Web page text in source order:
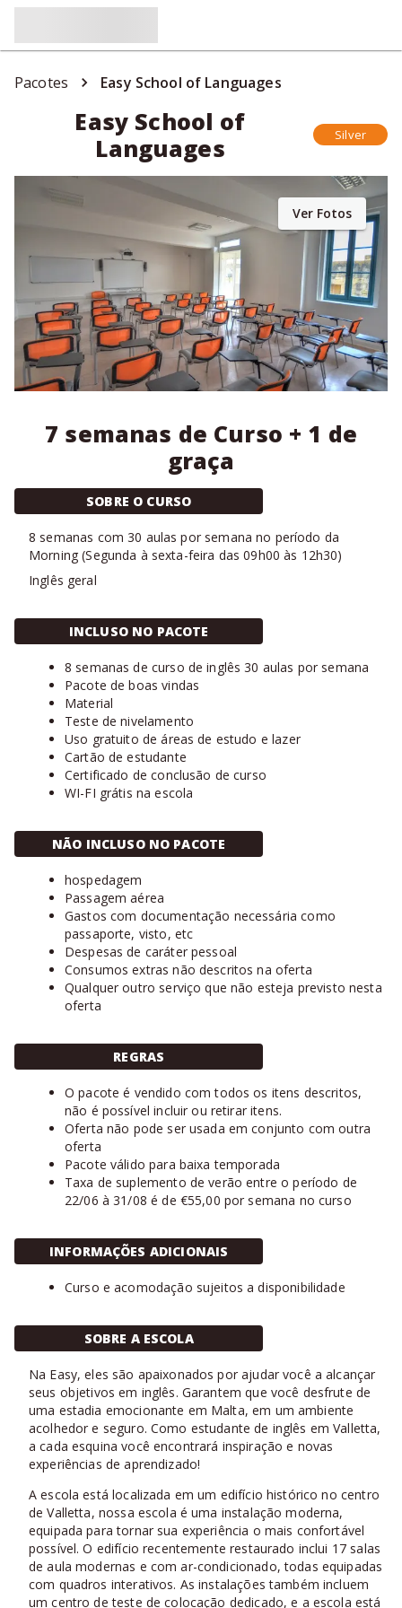
Pacotes Easy School of Languages
Easy School of
Languages
Silver
Ver Fotos
7 semanas de Curso + 1 de
graça
SOBRE O CURSO
8 semanas com 30 aulas por semana no período da
Morning (Segunda à sexta-feira das 09h00 às 12h30)
Inglês geral
INCLUSO NO PACOTE
8 semanas de curso de inglês 30 aulas por semana
Pacote de boas vindas
Material
Teste de nivelamento
Uso gratuito de áreas de estudo e lazer
Cartão de estudante
Certificado de conclusão de curso
WI-FI grátis na escola
NÃO INCLUSO NO PACOTE
hospedagem
Passagem aérea
Gastos com documentação necessária como
passaporte, visto, etc
Despesas de caráter pessoal
Consumos extras não descritos na oferta
Qualquer outro serviço que não esteja previsto nesta
oferta
REGRAS
O pacote é vendido com todos os itens descritos,
não é possível incluir ou retirar itens.
Oferta não pode ser usada em conjunto com outra
oferta
Pacote válido para baixa temporada
Taxa de suplemento de verão entre o período de
22/06 à 31/08 é de €55,00 por semana no curso
INFORMAÇÕES ADICIONAIS
Curso e acomodação sujeitos a disponibilidade
SOBRE A ESCOLA
Na Easy, eles são apaixonados por ajudar você a alcançar
seus objetivos em inglês. Garantem que você desfrute de
uma estadia emocionante em Malta, em um ambiente
acolhedor e seguro. Como estudante de inglês em Valletta,
a cada esquina você encontrará inspiração e novas
experiências de aprendizado!
A escola está localizada em um edifício histórico no centro
de Valletta, nossa escola é uma instalação moderna,
equipada para tornar sua experiência o mais confortável
possível. O edifício recentemente restaurado inclui 17 salas
de aula modernas e com ar-condicionado, todas equipadas
com quadros interativos. As instalações também incluem
um centro de teste de colocação dedicado, e a escola está